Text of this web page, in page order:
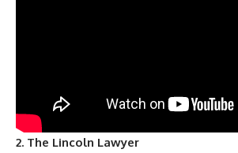
2. The Lincoln Lawyer